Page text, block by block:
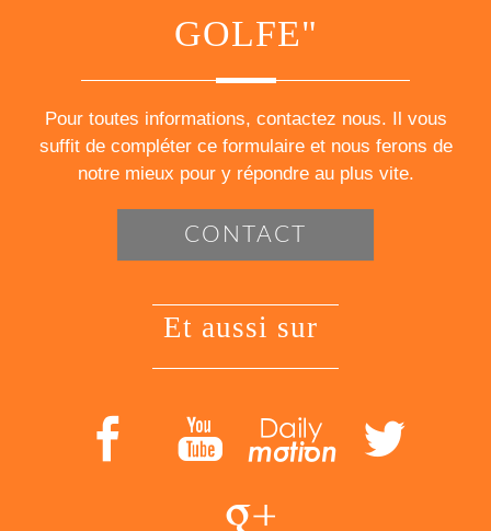
GOLFE"
Pour toutes informations, contactez nous. Il vous
suffit de compléter ce formulaire et nous ferons de
notre mieux pour y répondre au plus vite.
CONTACT
et aussi sur